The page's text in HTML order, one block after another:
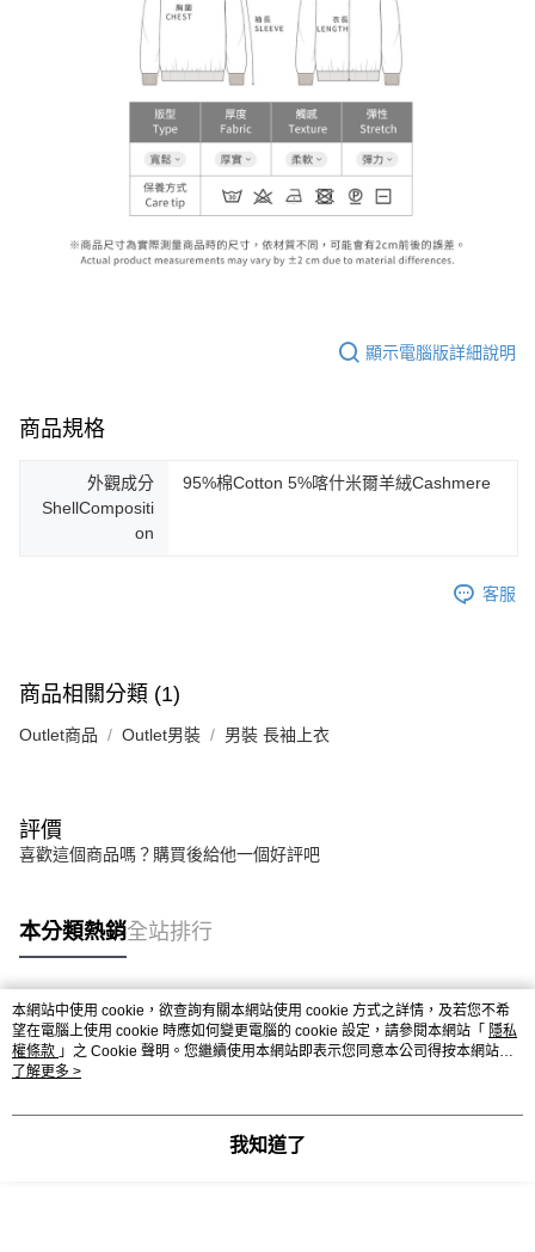
顯示電腦版詳細說明
商品規格
外觀成分
ShellCompositi
on
95%棉Cotton 5%喀什米爾羊絨Cashmere
客服
商品相關分類 (1)
Outlet商品 Outlet男裝 男裝 長袖上衣
評價
喜歡這個商品嗎？購買後給他一個好評吧
本分類熱銷全站排行
熱門標籤
本網站中使用 cookie，欲查詢有關本網站使用 cookie 方式之詳情，及若您不希
望在電腦上使用 cookie 時應如何變更電腦的 cookie 設定，請參閱本網站「 隱私
權條款 」之 Cookie 聲明。您繼續使用本網站即表示您同意本公司得按本網站使
用條款之 Cookie 聲明使用 cookie。
了解更多 >
我知道了